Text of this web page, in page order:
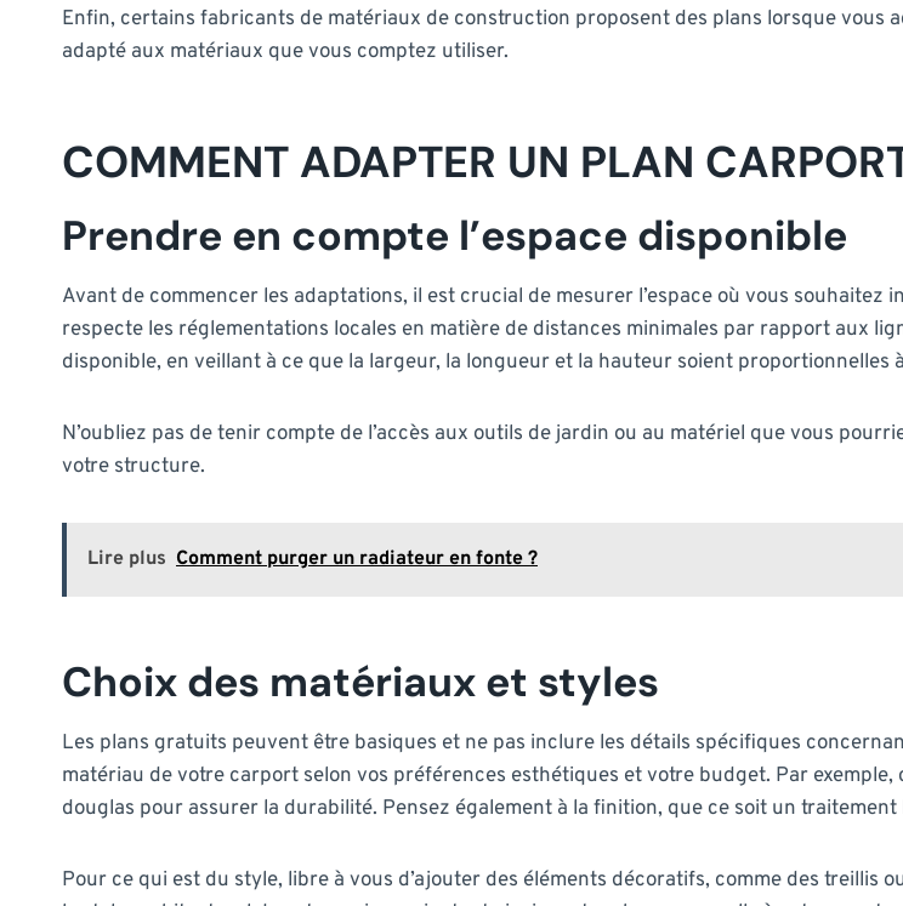
Enfin, certains fabricants de matériaux de construction proposent des plans lorsque vous
adapté aux matériaux que vous comptez utiliser.
COMMENT ADAPTER UN PLAN
Prendre en compte l’espace disponible
Avant de commencer les adaptations, il est crucial de mesurer l’espace où vous souhaitez
respecte les réglementations locales en matière de distances minimales par rapport aux
disponible, en veillant à ce que la largeur, la longueur et la hauteur soient proportionnelles
N’oubliez pas de tenir compte de l’accès aux outils de jardin ou au matériel que vous
votre structure.
Lire plus Comment purger un radiateur en fonte ?
Choix des matériaux et styles
Les plans gratuits peuvent être basiques et ne pas inclure les détails spécifiques
matériau de votre carport selon vos préférences esthétiques et votre budget. Par
douglas pour assurer la durabilité. Pensez également à la finition, que ce soit un
Pour ce qui est du style, libre à vous d’ajouter des éléments décoratifs, comme des treillis